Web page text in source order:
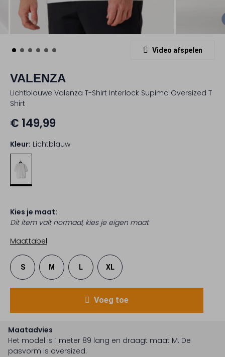
Video afspelen
VALENZA
Lichtblauwe Valenza T-Shirt Interlock Supima Oversized T
Shirt
€ 149,99
Kleur: Lichtblauw
Kies je maat:
Dit item valt normaal, kies je eigen maat
Maattabel
S M L XL
Voeg toe
Maatadvies
Het model is 1 meter 89 lang en draagt maat M. De
pasvorm is oversized.